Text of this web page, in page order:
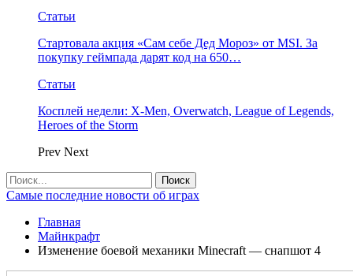
Статьи
Стартовала акция «Сам себе Дед Мороз» от MSI. За
покупку геймпада дарят код на 650…
Статьи
Косплей недели: X-Men, Overwatch, League of Legends,
Heroes of the Storm
Prev Next
Самые последние новости об играх
Главная
Майнкрафт
Изменение боевой механики Minecraft — снапшот 4